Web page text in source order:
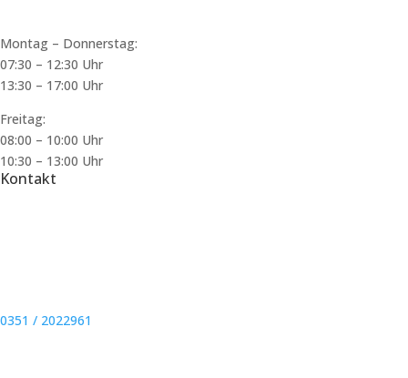
Montag – Donnerstag:
07:30 – 12:30 Uhr
13:30 – 17:00 Uhr
Freitag:
08:00 – 10:00 Uhr
10:30 – 13:00 Uhr
Kontakt
0351 / 2022961